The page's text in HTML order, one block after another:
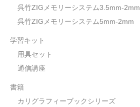
呉竹ZIGメモリーシステム3.5mm-2mm
呉竹ZIGメモリーシステム5mm-2mm
学習キット
用具セット
通信講座
書籍
カリグラフィーブックシリーズ